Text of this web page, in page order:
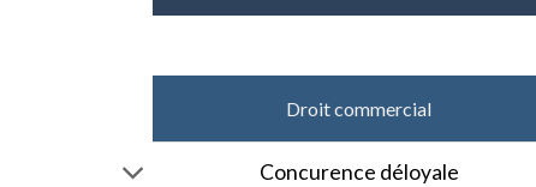
Droit commercial
Concurence déloyale